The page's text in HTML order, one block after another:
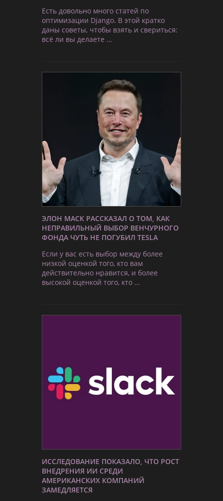
Есть довольно много статей по
оптимизации Django. В этой кратко
даны советы, чтобы взять и свериться:
всё ли вы делаете …
ЭЛОН МАСК РАССКАЗАЛ О ТОМ, КАК
НЕПРАВИЛЬНЫЙ ВЫБОР ВЕНЧУРНОГО
ФОНДА ЧУТЬ НЕ ПОГУБИЛ TESLA
Если у вас есть выбор между более
низкой оценкой того, кто вам
действительно нравится, и более
высокой оценкой того, кто …
ИССЛЕДОВАНИЕ ПОКАЗАЛО, ЧТО РОСТ
ВНЕДРЕНИЯ ИИ СРЕДИ
АМЕРИКАНСКИХ КОМПАНИЙ
ЗАМЕДЛЯЕТСЯ